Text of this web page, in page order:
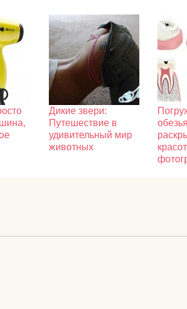
Дикие звери:
Путешествие в
удивительный мир
животных